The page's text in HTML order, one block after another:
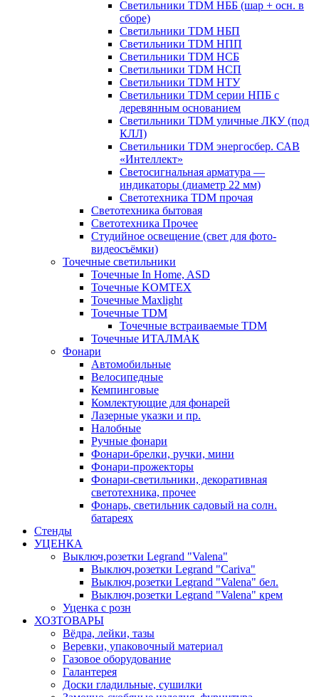
Светильники TDM НББ (шар + осн. в
сборе)
Светильники TDM НБП
Светильники TDM НПП
Светильники TDM НСБ
Светильники TDM НСП
Светильники TDM НТУ
Светильники TDM серии НПБ с
деревянным основанием
Светильники TDM уличные ЛКУ (под
КЛЛ)
Светильники TDM энергосбер. САВ
«Интеллект»
Светосигнальная арматура —
индикаторы (диаметр 22 мм)
Светотехника TDM прочая
Светотехника бытовая
Светотехника Прочее
Студийное освещение (свет для фото-
видеосъёмки)
Точечные светильники
Точечные In Home, ASD
Точечные KOMTEX
Точечные Maxlight
Точечные TDM
Точечные встраиваемые TDM
Точечные ИТАЛМАК
Фонари
Автомобильные
Велосипедные
Кемпинговые
Комлектующие для фонарей
Лазерные указки и пр.
Налобные
Ручные фонари
Фонари-брелки, ручки, мини
Фонари-прожекторы
Фонари-светильники, декоративная
светотехника, прочее
Фонарь, светильник садовый на солн.
батареях
Стенды
УЦЕНКА
Выключ,розетки Legrand "Valena"
Выключ,розетки Legrand "Cariva"
Выключ,розетки Legrand "Valena" бел.
Выключ,розетки Legrand "Valena" крем
Уценка с розн
ХОЗТОВАРЫ
Вёдра, лейки, тазы
Веревки, упаковочный материал
Газовое оборудование
Галантерея
Доски гладильные, сушилки